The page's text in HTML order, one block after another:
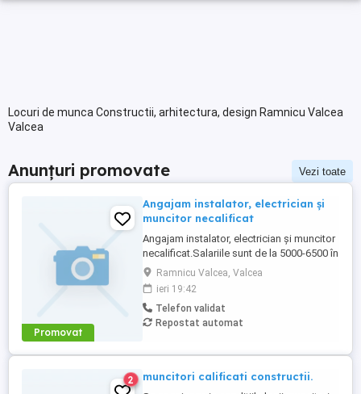
Locuri de munca Constructii, arhitectura, design Ramnicu Valcea
Valcea
Anunțuri promovate Vezi toate
Promovat
Angajam instalator, electrician și
muncitor necalificat
Angajam instalator, electrician și muncitor
necalificat.Salariile sunt de la 5000-6500 în
funcție de experiența.Posturile necesită
deplasare. Se asigură cazare foarte buna
in pensiuni de calitate.In plus se asigură
mic dejun și cină. Pentru detalii tel.
Ramnicu Valcea, Valcea
ieri 19:42
Telefon validat
Repostat automat
2 muncitori calificati constructii.